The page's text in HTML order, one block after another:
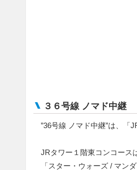
３６号線 ノマド中継
”36号線 ノマド中継”は、「
JRタワー１階東コンコース
「スター・ウォーズ / マン